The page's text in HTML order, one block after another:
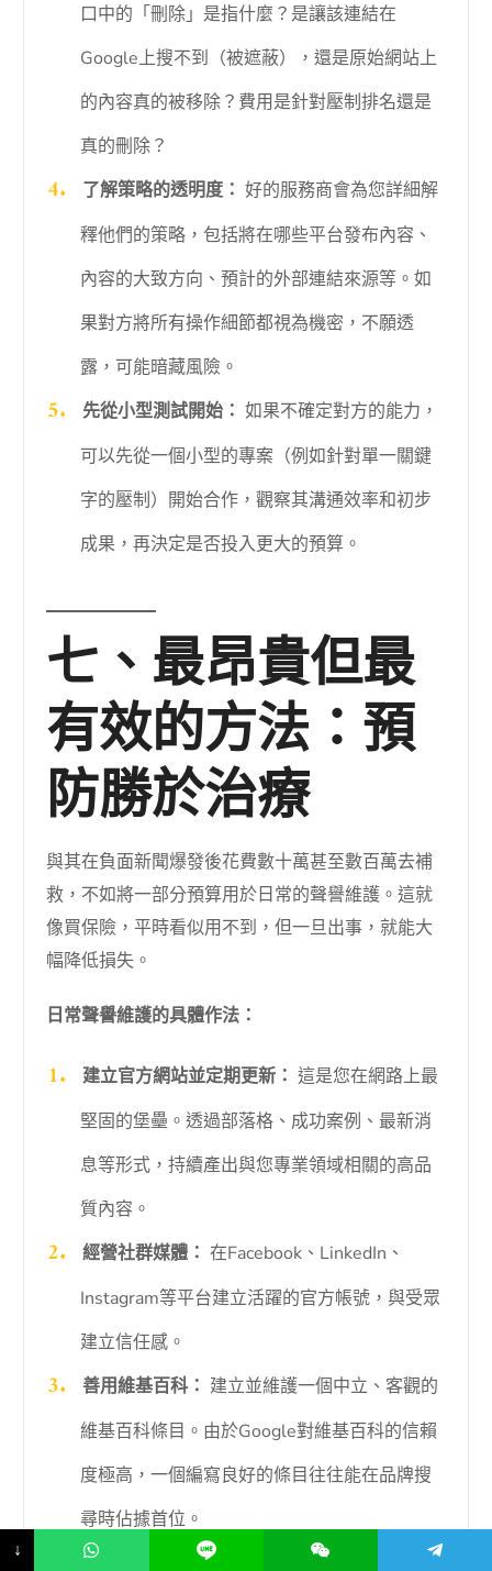
口中的「刪除」是指什麼？是讓該連結在
Google上搜不到（被遮蔽），還是原始網站上
的內容真的被移除？費用是針對壓制排名還是
真的刪除？
了解策略的透明度： 好的服務商會為您詳細解
釋他們的策略，包括將在哪些平台發布內容、
內容的大致方向、預計的外部連結來源等。如
果對方將所有操作細節都視為機密，不願透
露，可能暗藏風險。
先從小型測試開始： 如果不確定對方的能力，
可以先從一個小型的專案（例如針對單一關鍵
字的壓制）開始合作，觀察其溝通效率和初步
成果，再決定是否投入更大的預算。
七、最昂貴但最
有效的方法：預
防勝於治療
與其在負面新聞爆發後花費數十萬甚至數百萬去補
救，不如將一部分預算用於日常的聲譽維護。這就
像買保險，平時看似用不到，但一旦出事，就能大
幅降低損失。
日常聲譽維護的具體作法：
建立官方網站並定期更新： 這是您在網路上最
堅固的堡壘。透過部落格、成功案例、最新消
息等形式，持續產出與您專業領域相關的高品
質內容。
經營社群媒體： 在Facebook、LinkedIn、
Instagram等平台建立活躍的官方帳號，與受眾
建立信任感。
善用維基百科： 建立並維護一個中立、客觀的
維基百科條目。由於Google對維基百科的信賴
度極高，一個編寫良好的條目往往能在品牌搜
尋時佔據首位。
定期監控輿情：使用免費的Google快訊
↓